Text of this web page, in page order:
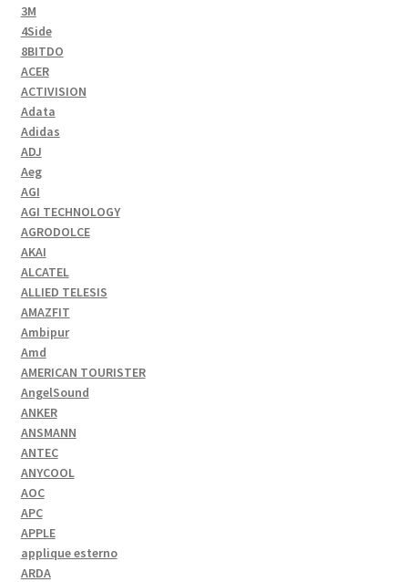
3M
4Side
8BITDO
ACER
ACTIVISION
Adata
Adidas
ADJ
Aeg
AGI
AGI TECHNOLOGY
AGRODOLCE
AKAI
ALCATEL
ALLIED TELESIS
AMAZFIT
Ambipur
Amd
AMERICAN TOURISTER
AngelSound
ANKER
ANSMANN
ANTEC
ANYCOOL
AOC
APC
APPLE
applique esterno
ARDA